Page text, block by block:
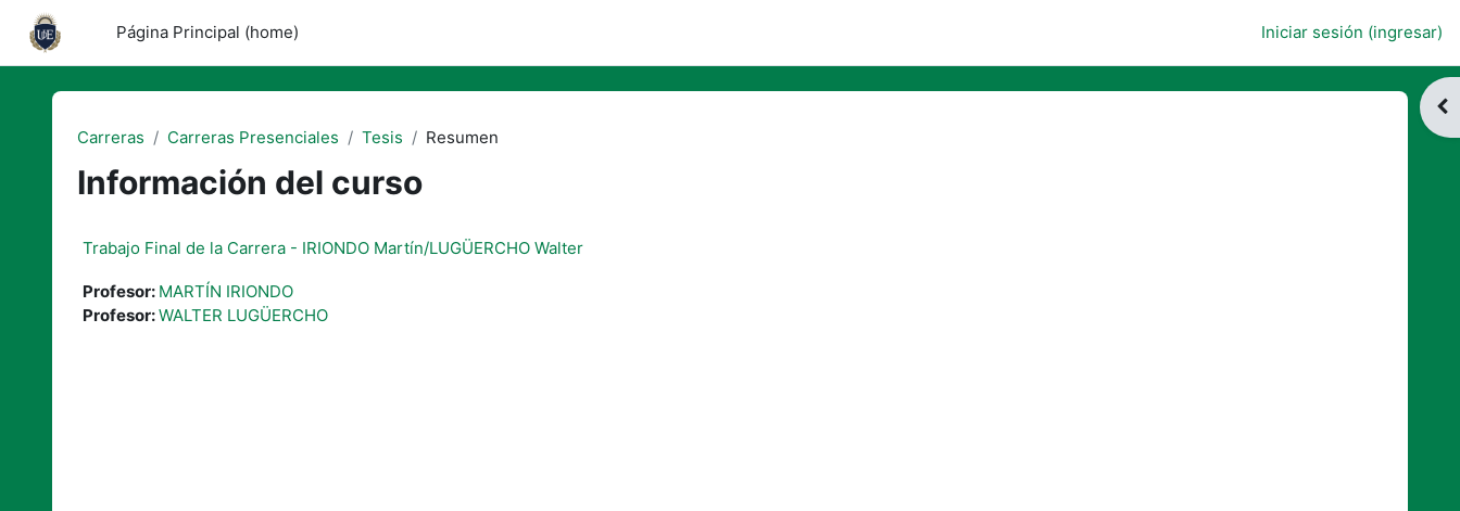
Saltar al contenido principal
Página Principal (home)
Iniciar sesión (ingresar)
Carreras
Carreras Presenciales Tesis Resumen
Información del curso
Trabajo Final de la Carrera - IRIONDO Martín/LUGÜERCHO Walter
Profesor: MARTÍN IRIONDO
Profesor:WALTER LUGÜERCHO